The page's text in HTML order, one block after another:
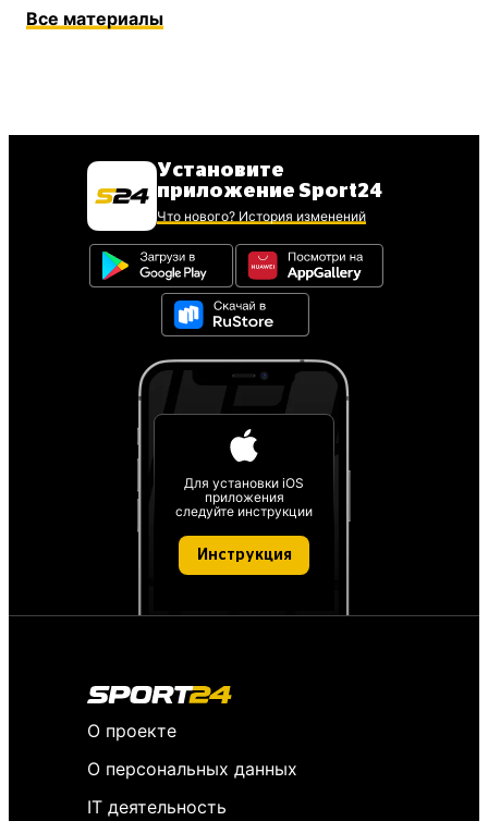
Все материалы
Установите
приложение Sport24
Что нового? История изменений
Для установки iOS
приложения
следуйте инструкции
Инструкция
О проекте
О персональных данных
IT деятельность